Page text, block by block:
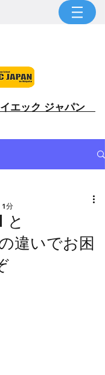
エック ジャパン
と
違いでお困
1分